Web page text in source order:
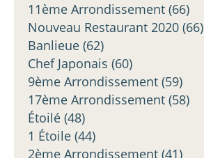
11ème Arrondissement (66)
Nouveau Restaurant 2020 (66)
Banlieue (62)
Chef Japonais (60)
9ème Arrondissement (59)
17ème Arrondissement (58)
Étoilé (48)
1 Étoile (44)
2ème Arrondissement (41)